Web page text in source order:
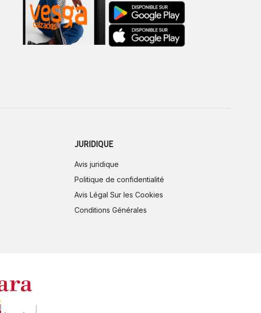
JURIDIQUE
Avis juridique
Politique de confidentialité
Avis Légal Sur les Cookies
Conditions Générales